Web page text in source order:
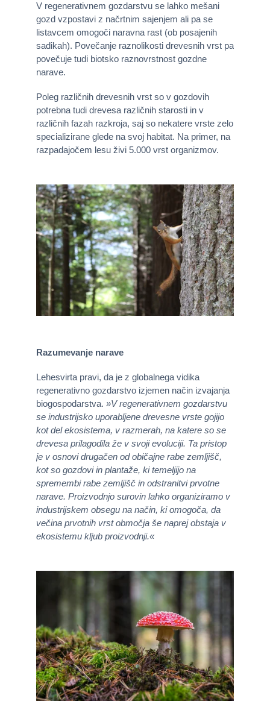
V regenerativnem gozdarstvu se lahko mešani
gozd vzpostavi z načrtnim sajenjem ali pa se
listavcem omogoči naravna rast (ob posajenih
sadikah). Povečanje raznolikosti drevesnih vrst pa
povečuje tudi biotsko raznovrstnost gozdne
narave.
Poleg različnih drevesnih vrst so v gozdovih
potrebna tudi drevesa različnih starosti in v
različnih fazah razkroja, saj so nekatere vrste zelo
specializirane glede na svoj habitat. Na primer, na
razpadajočem lesu živi 5.000 vrst organizmov.
Razumevanje narave
Lehesvirta pravi, da je z globalnega vidika
regenerativno gozdarstvo izjemen način izvajanja
biogospodarstva. »V regenerativnem gozdarstvu
se industrijsko uporabljene drevesne vrste gojijo
kot del ekosistema, v razmerah, na katere so se
drevesa prilagodila že v svoji evoluciji. Ta pristop
je v osnovi drugačen od običajne rabe zemljišč,
kot so gozdovi in plantaže, ki temeljijo na
spremembi rabe zemljišč in odstranitvi prvotne
narave. Proizvodnjo surovin lahko organiziramo v
industrijskem obsegu na način, ki omogoča, da
večina prvotnih vrst območja še naprej obstaja v
ekosistemu kljub proizvodnji.«